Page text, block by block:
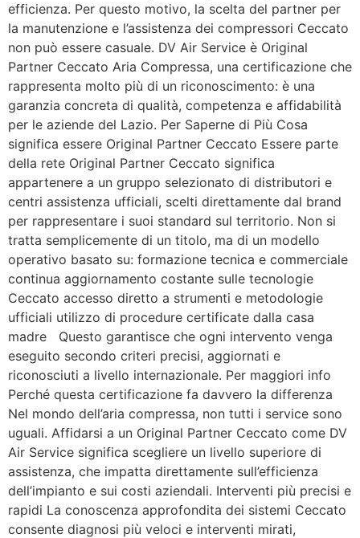
efficienza. Per questo motivo, la scelta del partner per
la manutenzione e l’assistenza dei compressori Ceccato
non può essere casuale. DV Air Service è Original
Partner Ceccato Aria Compressa, una certificazione che
rappresenta molto più di un riconoscimento: è una
garanzia concreta di qualità, competenza e affidabilità
per le aziende del Lazio. Per Saperne di Più Cosa
significa essere Original Partner Ceccato Essere parte
della rete Original Partner Ceccato significa
appartenere a un gruppo selezionato di distributori e
centri assistenza ufficiali, scelti direttamente dal brand
per rappresentare i suoi standard sul territorio. Non si
tratta semplicemente di un titolo, ma di un modello
operativo basato su: formazione tecnica e commerciale
continua aggiornamento costante sulle tecnologie
Ceccato accesso diretto a strumenti e metodologie
ufficiali utilizzo di procedure certificate dalla casa
madre Questo garantisce che ogni intervento venga
eseguito secondo criteri precisi, aggiornati e
riconosciuti a livello internazionale. Per maggiori info
Perché questa certificazione fa davvero la differenza
Nel mondo dell’aria compressa, non tutti i service sono
uguali. Affidarsi a un Original Partner Ceccato come DV
Air Service significa scegliere un livello superiore di
assistenza, che impatta direttamente sull’efficienza
dell’impianto e sui costi aziendali. Interventi più precisi e
rapidi La conoscenza approfondita dei sistemi Ceccato
consente diagnosi più veloci e interventi mirati,